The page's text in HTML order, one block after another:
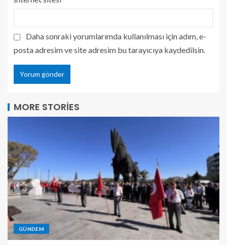
Daha sonraki yorumlarımda kullanılması için adım, e-
posta adresim ve site adresim bu tarayıcıya kaydedilsin.
MORE STORIES
GÜNDEM